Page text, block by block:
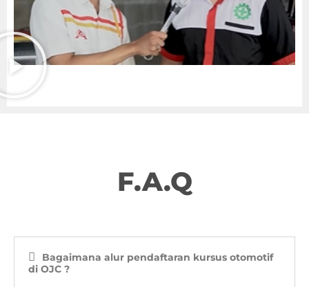
F.A.Q
Bagaimana alur pendaftaran kursus otomotif
di OJC ?